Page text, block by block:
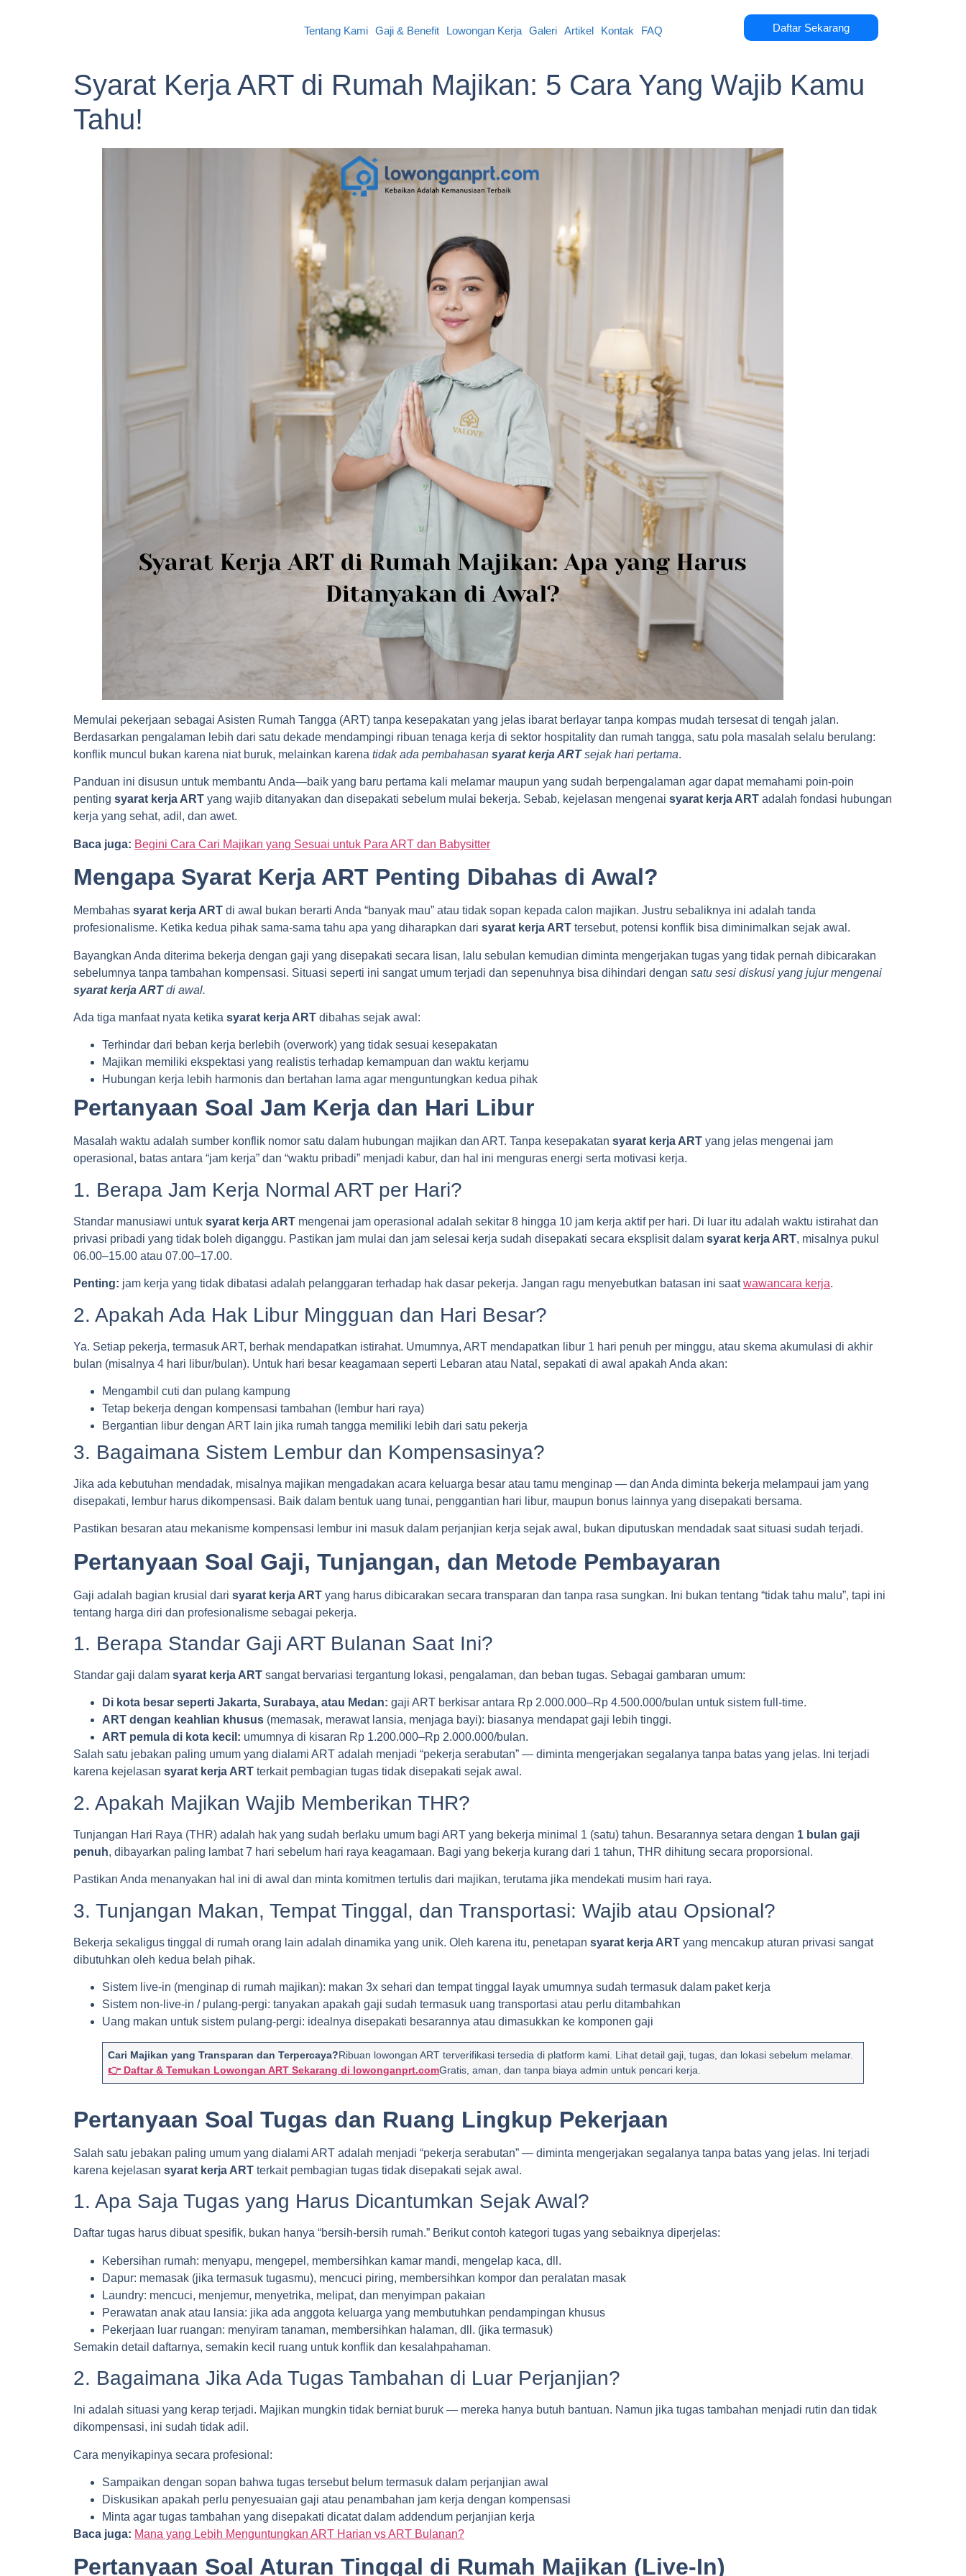
Tentang Kami Gaji & Benefit Lowongan Kerja Galeri Artikel Kontak FAQ Daftar Sekarang
Syarat Kerja ART di Rumah Majikan: 5 Cara Yang Wajib Kamu
Tahu!
Memulai pekerjaan sebagai Asisten Rumah Tangga (ART) tanpa kesepakatan yang jelas ibarat berlayar tanpa kompas mudah tersesat di tengah jalan.
Berdasarkan pengalaman lebih dari satu dekade mendampingi ribuan tenaga kerja di sektor hospitality dan rumah tangga, satu pola masalah selalu berulang:
konflik muncul bukan karena niat buruk, melainkan karena tidak ada pembahasan syarat kerja ARTsejak hari pertama.
Panduan ini disusun untuk membantu Anda—baik yang baru pertama kali melamar maupun yang sudah berpengalaman agar dapat memahami poin-poin
penting syarat kerja ART yang wajib ditanyakan dan disepakati sebelum mulai bekerja. Sebab, kejelasan mengenai syarat kerja ART adalah fondasi hubungan
kerja yang sehat, adil, dan awet.
Baca juga: Begini Cara Cari Majikan yang Sesuai untuk Para ART dan Babysitter
Mengapa Syarat Kerja ART Penting Dibahas di Awal?
Membahas syarat kerja ART di awal bukan berarti Anda “banyak mau” atau tidak sopan kepada calon majikan. Justru sebaliknya ini adalah tanda
profesionalisme. Ketika kedua pihak sama-sama tahu apa yang diharapkan dari syarat kerja ART tersebut, potensi konflik bisa diminimalkan sejak awal.
Bayangkan Anda diterima bekerja dengan gaji yang disepakati secara lisan, lalu sebulan kemudian diminta mengerjakan tugas yang tidak pernah dibicarakan
sebelumnya tanpa tambahan kompensasi. Situasi seperti ini sangat umum terjadi dan sepenuhnya bisa dihindari dengan satu sesi diskusi yang jujur mengenai
syarat kerja ARTdi awal.
Ada tiga manfaat nyata ketika syarat kerja ART dibahas sejak awal:
Terhindar dari beban kerja berlebih (overwork) yang tidak sesuai kesepakatan
Majikan memiliki ekspektasi yang realistis terhadap kemampuan dan waktu kerjamu
Hubungan kerja lebih harmonis dan bertahan lama agar menguntungkan kedua pihak
Pertanyaan Soal Jam Kerja dan Hari Libur
Masalah waktu adalah sumber konflik nomor satu dalam hubungan majikan dan ART. Tanpa kesepakatan syarat kerja ART yang jelas mengenai jam
operasional, batas antara “jam kerja” dan “waktu pribadi” menjadi kabur, dan hal ini menguras energi serta motivasi kerja.
1. Berapa Jam Kerja Normal ART per Hari?
Standar manusiawi untuk syarat kerja ART mengenai jam operasional adalah sekitar 8 hingga 10 jam kerja aktif per hari. Di luar itu adalah waktu istirahat dan
privasi pribadi yang tidak boleh diganggu. Pastikan jam mulai dan jam selesai kerja sudah disepakati secara eksplisit dalam syarat kerja ART, misalnya pukul
06.00–15.00 atau 07.00–17.00.
Penting: jam kerja yang tidak dibatasi adalah pelanggaran terhadap hak dasar pekerja. Jangan ragu menyebutkan batasan ini saatwawancara kerja.
2. Apakah Ada Hak Libur Mingguan dan Hari Besar?
Ya. Setiap pekerja, termasuk ART, berhak mendapatkan istirahat. Umumnya, ART mendapatkan libur 1 hari penuh per minggu, atau skema akumulasi di akhir
bulan (misalnya 4 hari libur/bulan). Untuk hari besar keagamaan seperti Lebaran atau Natal, sepakati di awal apakah Anda akan:
Mengambil cuti dan pulang kampung
Tetap bekerja dengan kompensasi tambahan (lembur hari raya)
Bergantian libur dengan ART lain jika rumah tangga memiliki lebih dari satu pekerja
3. Bagaimana Sistem Lembur dan Kompensasinya?
Jika ada kebutuhan mendadak, misalnya majikan mengadakan acara keluarga besar atau tamu menginap — dan Anda diminta bekerja melampaui jam yang
disepakati, lembur harus dikompensasi. Baik dalam bentuk uang tunai, penggantian hari libur, maupun bonus lainnya yang disepakati bersama.
Pastikan besaran atau mekanisme kompensasi lembur ini masuk dalam perjanjian kerja sejak awal, bukan diputuskan mendadak saat situasi sudah terjadi.
Pertanyaan Soal Gaji, Tunjangan, dan Metode Pembayaran
Gaji adalah bagian krusial dari syarat kerja ART yang harus dibicarakan secara transparan dan tanpa rasa sungkan. Ini bukan tentang “tidak tahu malu”, tapi ini
tentang harga diri dan profesionalisme sebagai pekerja.
1. Berapa Standar Gaji ART Bulanan Saat Ini?
Standar gaji dalam syarat kerja ART sangat bervariasi tergantung lokasi, pengalaman, dan beban tugas. Sebagai gambaran umum:
Di kota besar seperti Jakarta, Surabaya, atau Medan: gaji ART berkisar antara Rp 2.000.000–Rp 4.500.000/bulan untuk sistem full-time.
ART dengan keahlian khusus (memasak, merawat lansia, menjaga bayi): biasanya mendapat gaji lebih tinggi.
ART pemula di kota kecil: umumnya di kisaran Rp 1.200.000–Rp 2.000.000/bulan.
Salah satu jebakan paling umum yang dialami ART adalah menjadi “pekerja serabutan” — diminta mengerjakan segalanya tanpa batas yang jelas. Ini terjadi
karena kejelasan syarat kerja ART terkait pembagian tugas tidak disepakati sejak awal.
2. Apakah Majikan Wajib Memberikan THR?
Tunjangan Hari Raya (THR) adalah hak yang sudah berlaku umum bagi ART yang bekerja minimal 1 (satu) tahun. Besarannya setara dengan 1 bulan gaji
penuh, dibayarkan paling lambat 7 hari sebelum hari raya keagamaan. Bagi yang bekerja kurang dari 1 tahun, THR dihitung secara proporsional.
Pastikan Anda menanyakan hal ini di awal dan minta komitmen tertulis dari majikan, terutama jika mendekati musim hari raya.
3. Tunjangan Makan, Tempat Tinggal, dan Transportasi: Wajib atau Opsional?
Bekerja sekaligus tinggal di rumah orang lain adalah dinamika yang unik. Oleh karena itu, penetapan syarat kerja ART yang mencakup aturan privasi sangat
dibutuhkan oleh kedua belah pihak.
Sistem live-in (menginap di rumah majikan): makan 3x sehari dan tempat tinggal layak umumnya sudah termasuk dalam paket kerja
Sistem non-live-in / pulang-pergi: tanyakan apakah gaji sudah termasuk uang transportasi atau perlu ditambahkan
Uang makan untuk sistem pulang-pergi: idealnya disepakati besarannya atau dimasukkan ke komponen gaji
Cari Majikan yang Transparan dan Terpercaya?Ribuan lowongan ART terverifikasi tersedia di platform kami. Lihat detail gaji, tugas, dan lokasi sebelum melamar.
👉 Daftar & Temukan Lowongan ART Sekarang di lowonganprt.comGratis, aman, dan tanpa biaya admin untuk pencari kerja.
Pertanyaan Soal Tugas dan Ruang Lingkup Pekerjaan
Salah satu jebakan paling umum yang dialami ART adalah menjadi “pekerja serabutan” — diminta mengerjakan segalanya tanpa batas yang jelas. Ini terjadi
karena kejelasan syarat kerja ART terkait pembagian tugas tidak disepakati sejak awal.
1. Apa Saja Tugas yang Harus Dicantumkan Sejak Awal?
Daftar tugas harus dibuat spesifik, bukan hanya “bersih-bersih rumah.” Berikut contoh kategori tugas yang sebaiknya diperjelas:
Kebersihan rumah: menyapu, mengepel, membersihkan kamar mandi, mengelap kaca, dll.
Dapur: memasak (jika termasuk tugasmu), mencuci piring, membersihkan kompor dan peralatan masak
Laundry: mencuci, menjemur, menyetrika, melipat, dan menyimpan pakaian
Perawatan anak atau lansia: jika ada anggota keluarga yang membutuhkan pendampingan khusus
Pekerjaan luar ruangan: menyiram tanaman, membersihkan halaman, dll. (jika termasuk)
Semakin detail daftarnya, semakin kecil ruang untuk konflik dan kesalahpahaman.
2. Bagaimana Jika Ada Tugas Tambahan di Luar Perjanjian?
Ini adalah situasi yang kerap terjadi. Majikan mungkin tidak berniat buruk — mereka hanya butuh bantuan. Namun jika tugas tambahan menjadi rutin dan tidak
dikompensasi, ini sudah tidak adil.
Cara menyikapinya secara profesional:
Sampaikan dengan sopan bahwa tugas tersebut belum termasuk dalam perjanjian awal
Diskusikan apakah perlu penyesuaian gaji atau penambahan jam kerja dengan kompensasi
Minta agar tugas tambahan yang disepakati dicatat dalam addendum perjanjian kerja
Baca juga: Mana yang Lebih Menguntungkan ART Harian vs ART Bulanan?
Pertanyaan Soal Aturan Tinggal di Rumah Majikan (Live-In)